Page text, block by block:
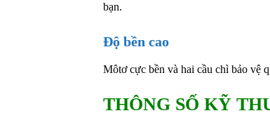
bạn.
Độ bền cao
Môtơ cực bền và hai cầu chì bảo vệ
THÔNG SỐ KỸ